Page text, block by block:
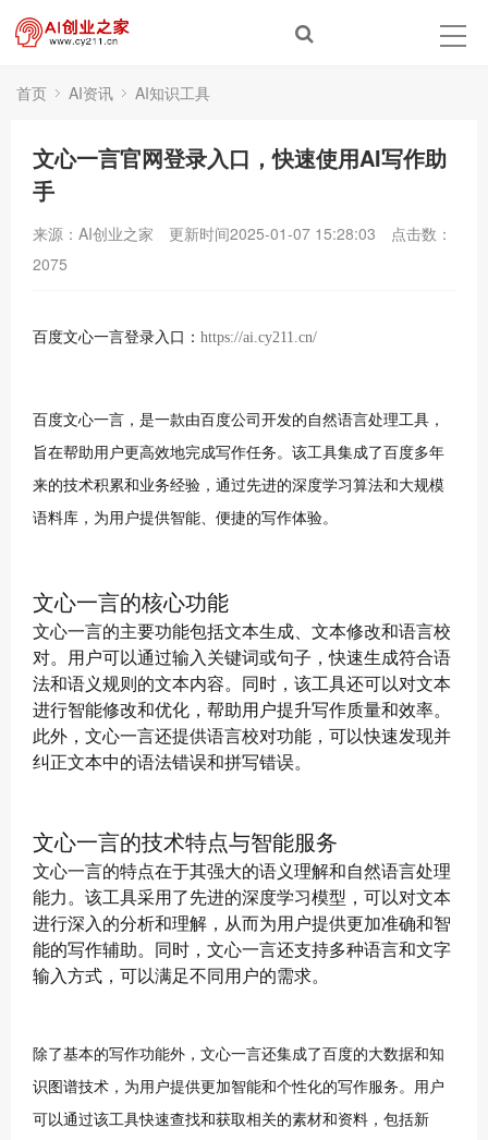
首页 AI资讯 AI知识工具
文心一言官网登录入口，快速使用AI写作助
手
来源：AI创业之家 更新时间2025-01-07 15:28:03
点击数：
2075
百度文心一言登录入口： https://ai.cy211.cn/
百度文心一言，是一款由百度公司开发的自然语言处理工具，
旨在帮助用户更高效地完成写作任务。该工具集成了百度多年
来的技术积累和业务经验，通过先进的深度学习算法和大规模
语料库，为用户提供智能、便捷的写作体验。
文心一言的核心功能
文心一言的主要功能包括文本生成、文本修改和语言校
对。用户可以通过输入关键词或句子，快速生成符合语
法和语义规则的文本内容。同时，该工具还可以对文本
进行智能修改和优化，帮助用户提升写作质量和效率。
此外，文心一言还提供语言校对功能，可以快速发现并
纠正文本中的语法错误和拼写错误。
文心一言的技术特点与智能服务
文心一言的特点在于其强大的语义理解和自然语言处理
能力。该工具采用了先进的深度学习模型，可以对文本
进行深入的分析和理解，从而为用户提供更加准确和智
能的写作辅助。同时，文心一言还支持多种语言和文字
输入方式，可以满足不同用户的需求。
除了基本的写作功能外，文心一言还集成了百度的大数据和知
识图谱技术，为用户提供更加智能和个性化的写作服务。用户
可以通过该工具快速查找和获取相关的素材和资料，包括新